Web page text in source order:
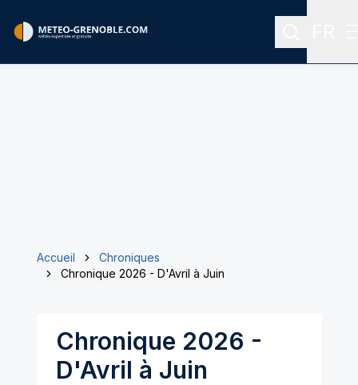
Accueil
Chroniques
Chronique 2026 - D'Avril à Juin
Chronique 2026 -
D'Avril à Juin